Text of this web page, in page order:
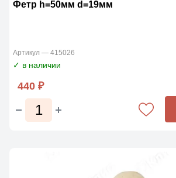
Фетр h=50мм d=19мм
Артикул — 415026
✓ в наличии
440 ₽